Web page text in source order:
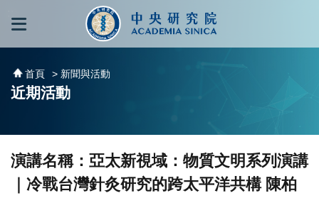
跳到主要內容區塊
首頁 > 新聞與活動
近期活動
演講名稱：亞太新視域：物質文明系列演講
｜冷戰台灣針灸研究的跨太平洋共構 陳柏